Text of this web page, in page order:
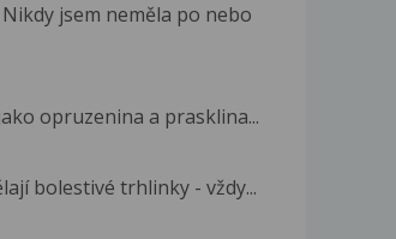
jsem neměla po nebo
opruzenina a prasklina...
bolestivé trhlinky - vždy...